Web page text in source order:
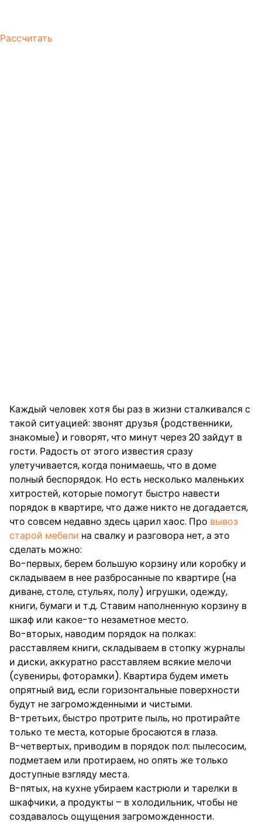
Рассчитать
Каждый человек хотя бы раз в жизни сталкивался с
такой ситуацией: звонят друзья (родственники,
знакомые) и говорят, что минут через 20 зайдут в
гости. Радость от этого известия сразу
улетучивается, когда понимаешь, что в доме
полный беспорядок. Но есть несколько маленьких
хитростей, которые помогут быстро навести
порядок в квартире, что даже никто не догадается,
что совсем недавно здесь царил хаос. Про вывоз
старой мебели на свалку и разговора нет, а это
сделать можно:
Во-первых, берем большую корзину или коробку и
складываем в нее разбросанные по квартире (на
диване, столе, стульях, полу) игрушки, одежду,
книги, бумаги и т.д. Ставим наполненную корзину в
шкаф или какое-то незаметное место.
Во-вторых, наводим порядок на полках:
расставляем книги, складываем в стопку журналы
и диски, аккуратно расставляем всякие мелочи
(сувениры, фоторамки). Квартира будем иметь
опрятный вид, если горизонтальные поверхности
будут не загроможденными и чистыми.
В-третьих, быстро протрите пыль, но протирайте
только те места, которые бросаются в глаза.
В-четвертых, приводим в порядок пол: пылесосим,
подметаем или протираем, но опять же только
доступные взгляду места.
В-пятых, на кухне убираем кастрюли и тарелки в
шкафчики, а продукты – в холодильник, чтобы не
создавалось ощущения загроможденности.